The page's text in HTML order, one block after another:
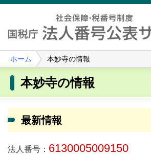
ホーム 本妙寺の情報
本妙寺の情報
最新情報
法人番号： 6130005009150